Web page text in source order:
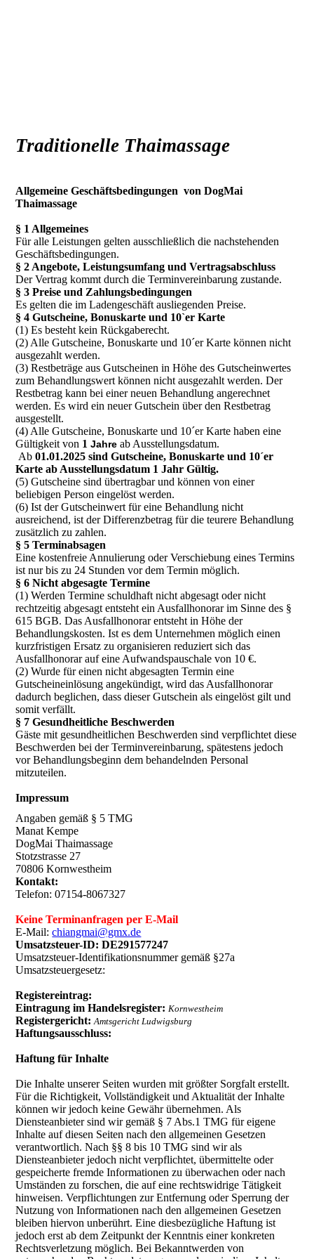
Traditionelle Thaimassage
Allgemeine Geschäftsbedingungen von DogMai
Thaimassage
§ 1 Allgemeines
Für alle Leistungen gelten ausschließlich die nachstehenden
Geschäftsbedingungen.
§ 2 Angebote, Leistungsumfang und Vertragsabschluss
Der Vertrag kommt durch die Terminvereinbarung zustande.
§ 3 Preise und Zahlungsbedingungen
Es gelten die im Ladengeschäft ausliegenden Preise.
§ 4 Gutscheine, Bonuskarte und 10`er Karte
(1) Es besteht kein Rückgaberecht.
(2) Alle Gutscheine, Bonuskarte und 10´er Karte können nicht
ausgezahlt werden.
(3) Restbeträge aus Gutscheinen in Höhe des Gutscheinwertes
zum Behandlungswert können nicht ausgezahlt werden. Der
Restbetrag kann bei einer neuen Behandlung angerechnet
werden. Es wird ein neuer Gutschein über den Restbetrag
ausgestellt.
(4) Alle Gutscheine, Bonuskarte und 10´er Karte haben eine
Gültigkeit von 1 Jahre ab Ausstellungsdatum.
Ab01.01.2025 sind Gutscheine, Bonuskarte und 10´er
Karte ab Ausstellungsdatum 1 Jahr Gültig.
(5) Gutscheine sind übertragbar und können von einer
beliebigen Person eingelöst werden.
(6) Ist der Gutscheinwert für eine Behandlung nicht
ausreichend, ist der Differenzbetrag für die teurere Behandlung
zusätzlich zu zahlen.
§ 5 Terminabsagen
Eine kostenfreie Annulierung oder Verschiebung eines Termins
ist nur bis zu 24 Stunden vor dem Termin möglich.
§ 6 Nicht abgesagte Termine
(1) Werden Termine schuldhaft nicht abgesagt oder nicht
rechtzeitig abgesagt entsteht ein Ausfallhonorar im Sinne des §
615 BGB. Das Ausfallhonorar entsteht in Höhe der
Behandlungskosten. Ist es dem Unternehmen möglich einen
kurzfristigen Ersatz zu organisieren reduziert sich das
Ausfallhonorar auf eine Aufwandspauschale von 10 €.
(2) Wurde für einen nicht abgesagten Termin eine
Gutscheineinlösung angekündigt, wird das Ausfallhonorar
dadurch beglichen, dass dieser Gutschein als eingelöst gilt und
somit verfällt.
§ 7 Gesundheitliche Beschwerden
Gäste mit gesundheitlichen Beschwerden sind verpflichtet diese
Beschwerden bei der Terminvereinbarung, spätestens jedoch
vor Behandlungsbeginn dem behandelnden Personal
mitzuteilen.
Impressum
Angaben gemäß § 5 TMG
Manat Kempe
DogMai Thaimassage
Stotzstrasse 27
70806 Kornwestheim
Kontakt:
Telefon: 07154-8067327
Keine Terminanfragen per E-Mail
E-Mail:chiangmai@gmx.de
Umsatzsteuer-ID:DE291577247
Umsatzsteuer-Identifikationsnummer gemäß §27a
Umsatzsteuergesetz:
Registereintrag:
Eintragung im Handelsregister: Kornwestheim
Registergericht:Amtsgericht Ludwigsburg
Haftungsausschluss:
Haftung für Inhalte
Die Inhalte unserer Seiten wurden mit größter Sorgfalt erstellt.
Für die Richtigkeit, Vollständigkeit und Aktualität der Inhalte
können wir jedoch keine Gewähr übernehmen. Als
Diensteanbieter sind wir gemäß § 7 Abs.1 TMG für eigene
Inhalte auf diesen Seiten nach den allgemeinen Gesetzen
verantwortlich. Nach §§ 8 bis 10 TMG sind wir als
Diensteanbieter jedoch nicht verpflichtet, übermittelte oder
gespeicherte fremde Informationen zu überwachen oder nach
Umständen zu forschen, die auf eine rechtswidrige Tätigkeit
hinweisen. Verpflichtungen zur Entfernung oder Sperrung der
Nutzung von Informationen nach den allgemeinen Gesetzen
bleiben hiervon unberührt. Eine diesbezügliche Haftung ist
jedoch erst ab dem Zeitpunkt der Kenntnis einer konkreten
Rechtsverletzung möglich. Bei Bekanntwerden von